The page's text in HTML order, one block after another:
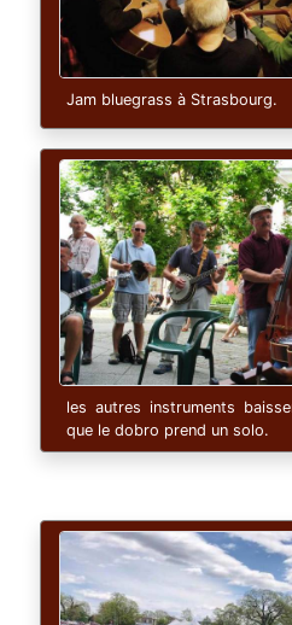
Jam bluegrass à Strasbourg.
les autres instruments
que le dobro prend un solo.